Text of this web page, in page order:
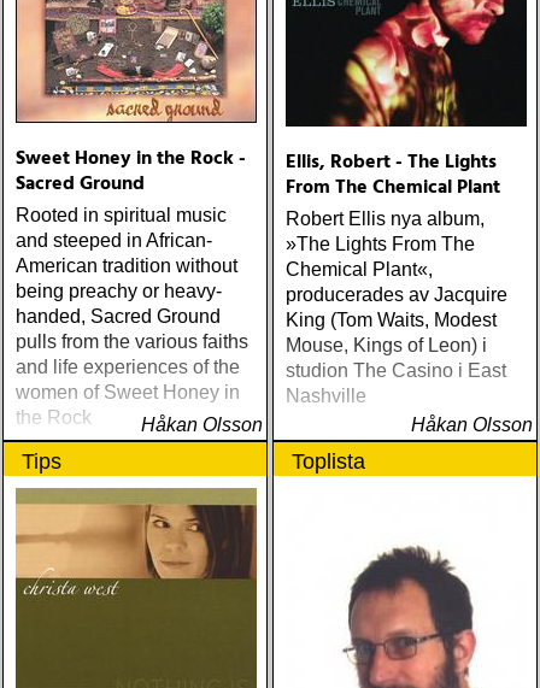
Sweet Honey in the Rock -
Sacred Ground
Rooted in spiritual music
and steeped in African-
American tradition without
being preachy or heavy-
handed, Sacred Ground
pulls from the various faiths
and life experiences of the
women of Sweet Honey in
the Rock
Håkan Olsson
Ellis, Robert - The Lights
From The Chemical Plant
Robert Ellis nya album,
»The Lights From The
Chemical Plant«,
producerades av Jacquire
King (Tom Waits, Modest
Mouse, Kings of Leon) i
studion The Casino i East
Nashville
Håkan Olsson
Tips Toplista